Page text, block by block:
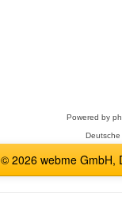
Powered by
© 2026 webme GmbH,